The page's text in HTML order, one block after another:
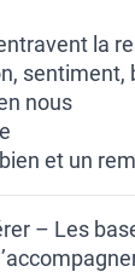
la
sentiment,
nous
et un
– Les